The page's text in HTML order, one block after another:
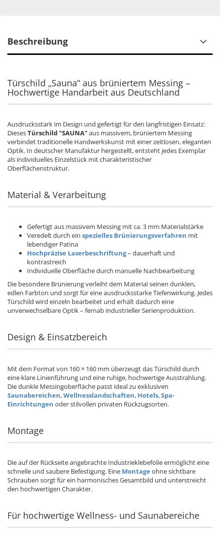
Beschreibung
Türschild „Sauna“ aus brüniertem Messing –
Hochwertige Handarbeit aus Deutschland
Ausdrucksstark im Design und gefertigt für den langfristigen Einsatz:
DiesesTürschild "SAUNA"aus massivem, brüniertem Messing
verbindet traditionelle Handwerkskunst mit einer zeitlosen, eleganten
Optik. In deutscher Manufaktur hergestellt, entsteht jedes Exemplar
als individuelles Einzelstück mit charakteristischer
Oberflächenstruktur.
Material & Verarbeitung
Gefertigt aus massivem Messing mit ca. 3 mm Materialstärke
Veredelt durch ein spezielles Brünierungsverfahren mit
lebendiger Patina
Hochpräzise Laserbeschriftung– dauerhaft und
kontrastreich
Individuelle Oberfläche durch manuelle Nachbearbeitung
Die besondere Brünierung verleiht dem Material seinen dunklen,
edlen Farbton und sorgt für eine ausdrucksstarke Tiefenwirkung. Jedes
Türschild wird einzeln bearbeitet und erhält dadurch eine
unverwechselbare Optik – fernab industrieller Serienproduktion.
Design & Einsatzbereich
Mit dem Format von 160 × 160 mm überzeugt das Türschild durch
eine klare Linienführung und eine ruhige, hochwertige Ausstrahlung.
Die dunkle Messingoberfläche passt ideal zu exklusiven
Saunabereichen,Wellnesslandschaften, Hotels,Spa-
Einrichtungen oder stilvollen privaten Rückzugsorten.
Montage
Die auf der Rückseite angebrachte Industrieklebefolie ermöglicht eine
schnelle und saubere Befestigung. Eine Montage ohne sichtbare
Schrauben sorgt für ein harmonisches Gesamtbild und unterstreicht
den hochwertigen Charakter.
Für hochwertige Wellness- und Saunabereiche